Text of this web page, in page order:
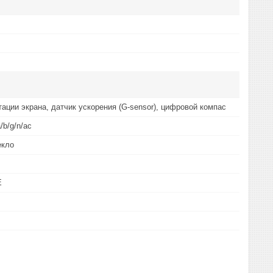
экрана, датчик ускорения (G-sensor), цифровой компас
b/g/n/ac